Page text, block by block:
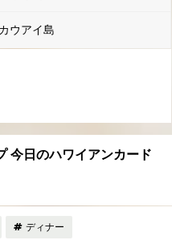
カウアイ島
今日のハワイアンカード
ディナー